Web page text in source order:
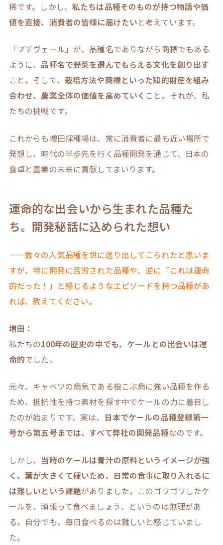
稀です。しかし、私たちは品種そのものが持つ物語や価
値を直接、消費者の皆様に届けたいと考えています。
「プチヴェール」が、品種名でありながら商標でもある
ように、 品種名で野菜を選んでもらえる文化を創り出す
こと。そして、 栽培方法や商標といった知的財産を組み
合わせ、農業全体の価値を高めていく こと。それが、私
たちの挑戦です。
これからも増田採種場は、常に消費者に最も近い場所で
発想し、時代の半歩先を行く品種開発を通じて、日本の
食卓と農業の未来に貢献してまいります。
運命的な出会いから生まれた品種た
ち。開発秘話に込められた想い
——数々の人気品種を世に送り出してこられたと思いま
すが、特に開発に苦労された品種や、逆に「これは運命
的だった！」と感じるようなエピソードを持つ品種があ
れば、教えてください。
増田：
私たちの100年の歴史の中でも、ケールとの出会いは運
命的でした。
元々、キャベツの病気である根こぶ病に強い品種を作る
ため、抵抗性を持つ素材を探す中でケールの力に着目し
たのが始まりです。実は、
日本でケールの品種登録第一
号から第五号までは、すべて弊社の開発品種なのです。
しかし、 当時のケールは青汁の原料というイメージが強
く、葉が大きくて硬いため、日常の食事に取り入れるに
は難しいという課題がありました。このゴワゴワしたケ
ールを、頑張って食べましょう、というのは無理があ
る。自分でも、毎日食べるのは難しいと感じていまし
た。